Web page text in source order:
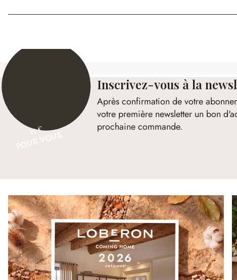
15 €
Inscrivez-vous à la
Après confirmation de votre
votre première newsletter un bon
prochaine commande.